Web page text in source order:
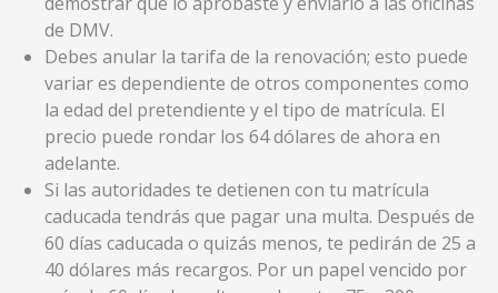
de DMV.
Debes anular la tarifa de la renovación; esto puede
variar es dependiente de otros componentes como
la edad del pretendiente y el tipo de matrícula. El
precio puede rondar los 64 dólares de ahora en
adelante.
Si las autoridades te detienen con tu matrícula
caducada tendrás que pagar una multa. Después de
60 días caducada o quizás menos, te pedirán de 25 a
40 dólares más recargos. Por un papel vencido por